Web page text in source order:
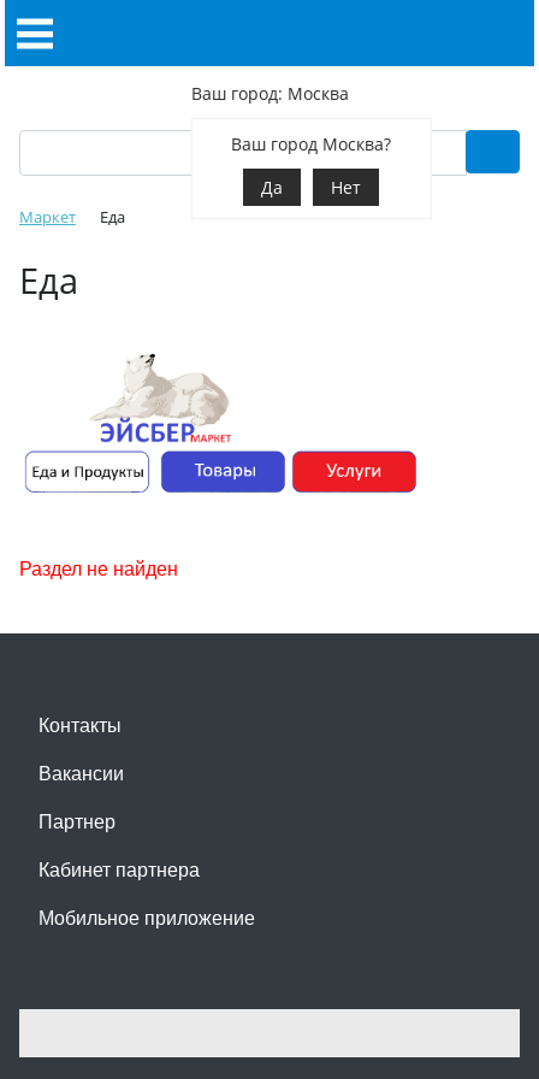
Ваш город: Москва
Ваш город Москва?
Да
Нет
Маркет Еда
Еда
Раздел не найден
Контакты
Вакансии
Партнер
Кабинет партнера
Мобильное приложение